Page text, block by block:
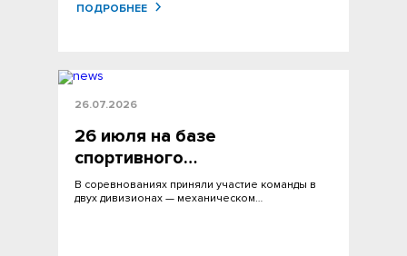
ПОДРОБНЕЕ
26.07.2026
26 июля на базе
спортивного…
В соревнованиях приняли участие команды в
двух дивизионах — механическом…